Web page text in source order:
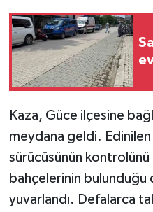
Kaza, Güce ilçesine
meydana geldi.
sürücüsünün
bahçelerinin bulunduğu
yuvarlandı. Defalarca